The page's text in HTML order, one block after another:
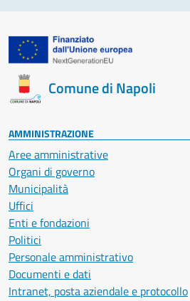
Comune di Napoli
AMMINISTRAZIONE
Aree amministrative
Organi di governo
Municipalità
Uffici
Enti e fondazioni
Politici
Personale amministrativo
Documenti e dati
Intranet, posta aziendale e protocollo